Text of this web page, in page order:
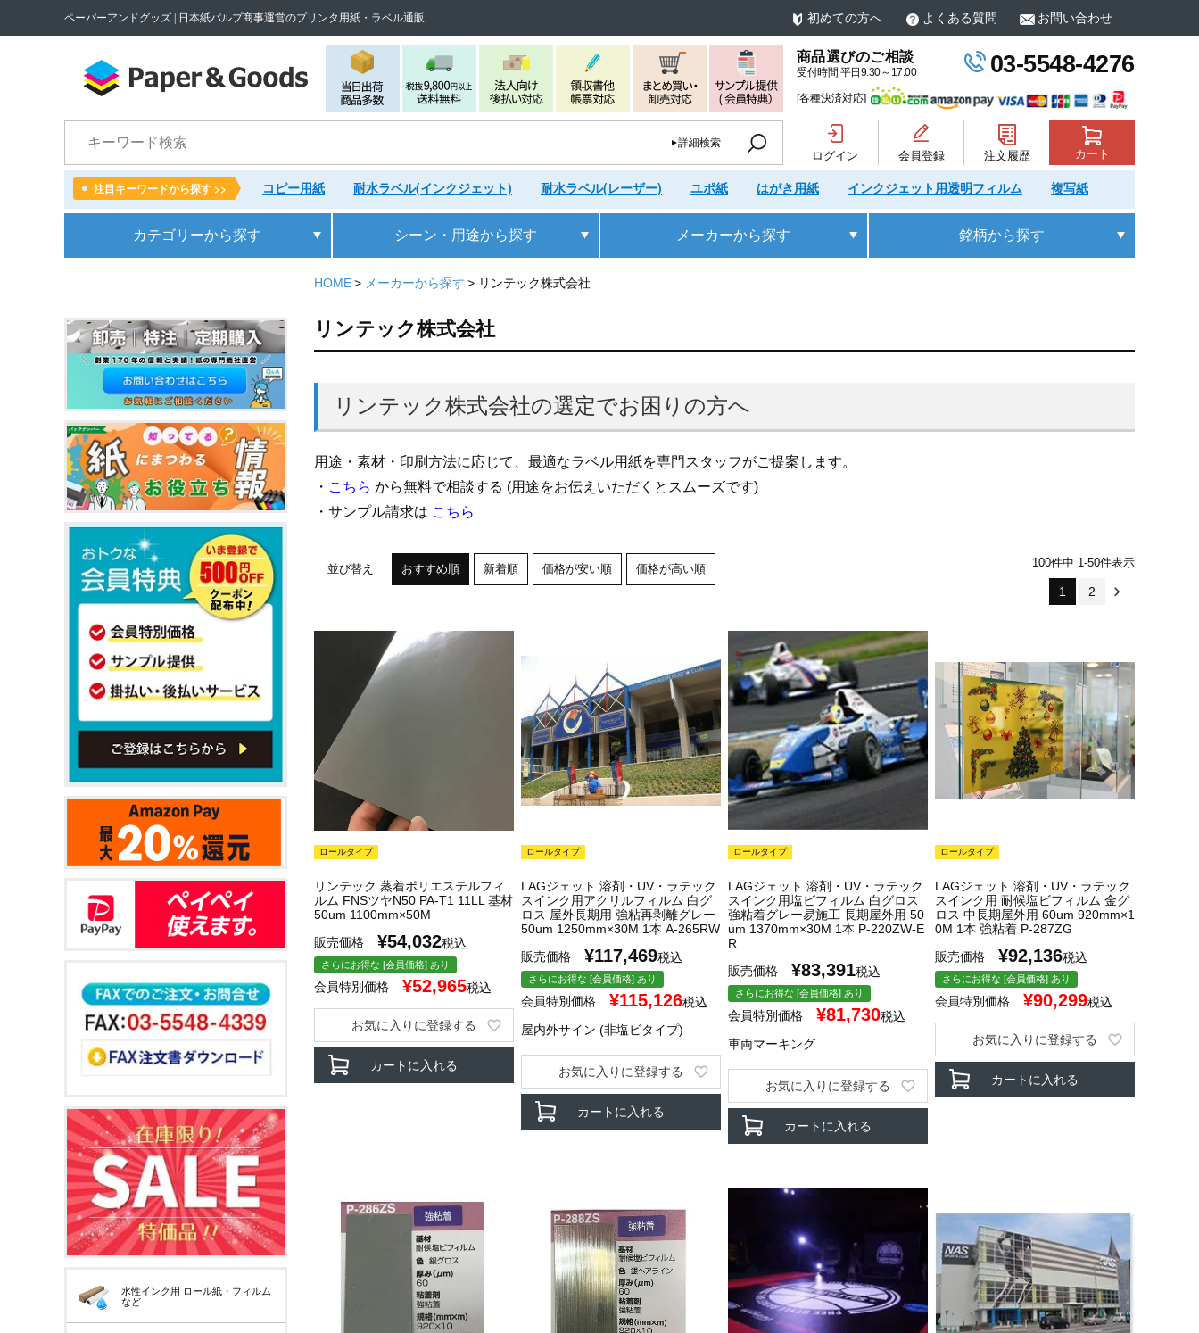
ペーパーアンドグッズ | 日本紙パルプ商事運営のプリンタ用紙・ラベル通販 初めての方へ よくある質問 お問い合わせ
商品選びのご相談
受付時間 平日9:30～17:00 03-5548-4276
[各種決済対応]
詳細検索
ログイン 会員登録 注文履歴 カート
注目キーワードから探す >> コピー用紙 耐水ラベル(インクジェット) 耐水ラベル(レーザー) ユポ紙 はがき用紙 インクジェット用透明フィルム 複写紙
カテゴリーから探す シーン・用途から探す メーカーから探す 銘柄から探す
HOME メーカーから探す リンテック株式会社
水性インク用 ロール紙・フィルム
など
リンテック株式会社
リンテック株式会社の選定でお困りの方へ
用途・素材・印刷方法に応じて、最適なラベル用紙を専門スタッフがご提案します。
・ こちら から無料で相談する (用途をお伝えいただくとスムーズです)
・サンプル請求は こちら
並び替え おすすめ順 新着順 価格が安い順 価格が高い順 100件中 1 -50件表示
1 2
ロールタイプ
リンテック 蒸着ポリエステルフィ
ルム FNSツヤN50 PA-T1 11LL 基材
50um 1100mm×50M
販売価格
¥54,032税込
さらにお得な [会員価格] あり
会員特別価格 ¥52,965税込
カートに入れる
お気に入りに登録する
ロールタイプ
LAGジェット 溶剤・UV・ラテック
スインク用アクリルフィルム 白グ
ロス 屋外長期用 強粘再剥離グレー
50um 1250mm×30M 1本 A-265RW
販売価格
¥117,469税込
さらにお得な [会員価格] あり
会員特別価格 ¥115,126税込
屋内外サイン (非塩ビタイプ)
カートに入れる
お気に入りに登録する
ロールタイプ
LAGジェット 溶剤・UV・ラテック
スインク用塩ビフィルム 白グロス
強粘着グレー易施工 長期屋外用 50
um 1370mm×30M 1本 P-220ZW-E
R
販売価格
¥83,391税込
さらにお得な [会員価格] あり
会員特別価格 ¥81,730税込
車両マーキング
カートに入れる
お気に入りに登録する
ロールタイプ
LAGジェット 溶剤・UV・ラテック
スインク用 耐候塩ビフィルム 金グ
ロス 中長期屋外用 60um 920mm×1
0M 1本 強粘着 P-287ZG
販売価格
¥92,136税込
さらにお得な [会員価格] あり
会員特別価格 ¥90,299税込
カートに入れる
お気に入りに登録する